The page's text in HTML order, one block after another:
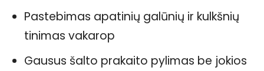
Pastebimas apatinių galūnių ir kulkšnių
tinimas vakarop
Gausus šalto prakaito pylimas be jokios